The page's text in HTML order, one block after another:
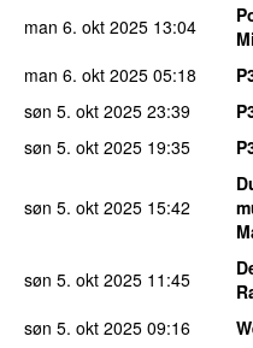
man 6. okt 2025 13:04
man 6. okt 2025 05:18
søn 5. okt 2025 23:39
søn 5. okt 2025 19:35
søn 5. okt 2025 15:42
søn 5. okt 2025 11:45
søn 5. okt 2025 09:16